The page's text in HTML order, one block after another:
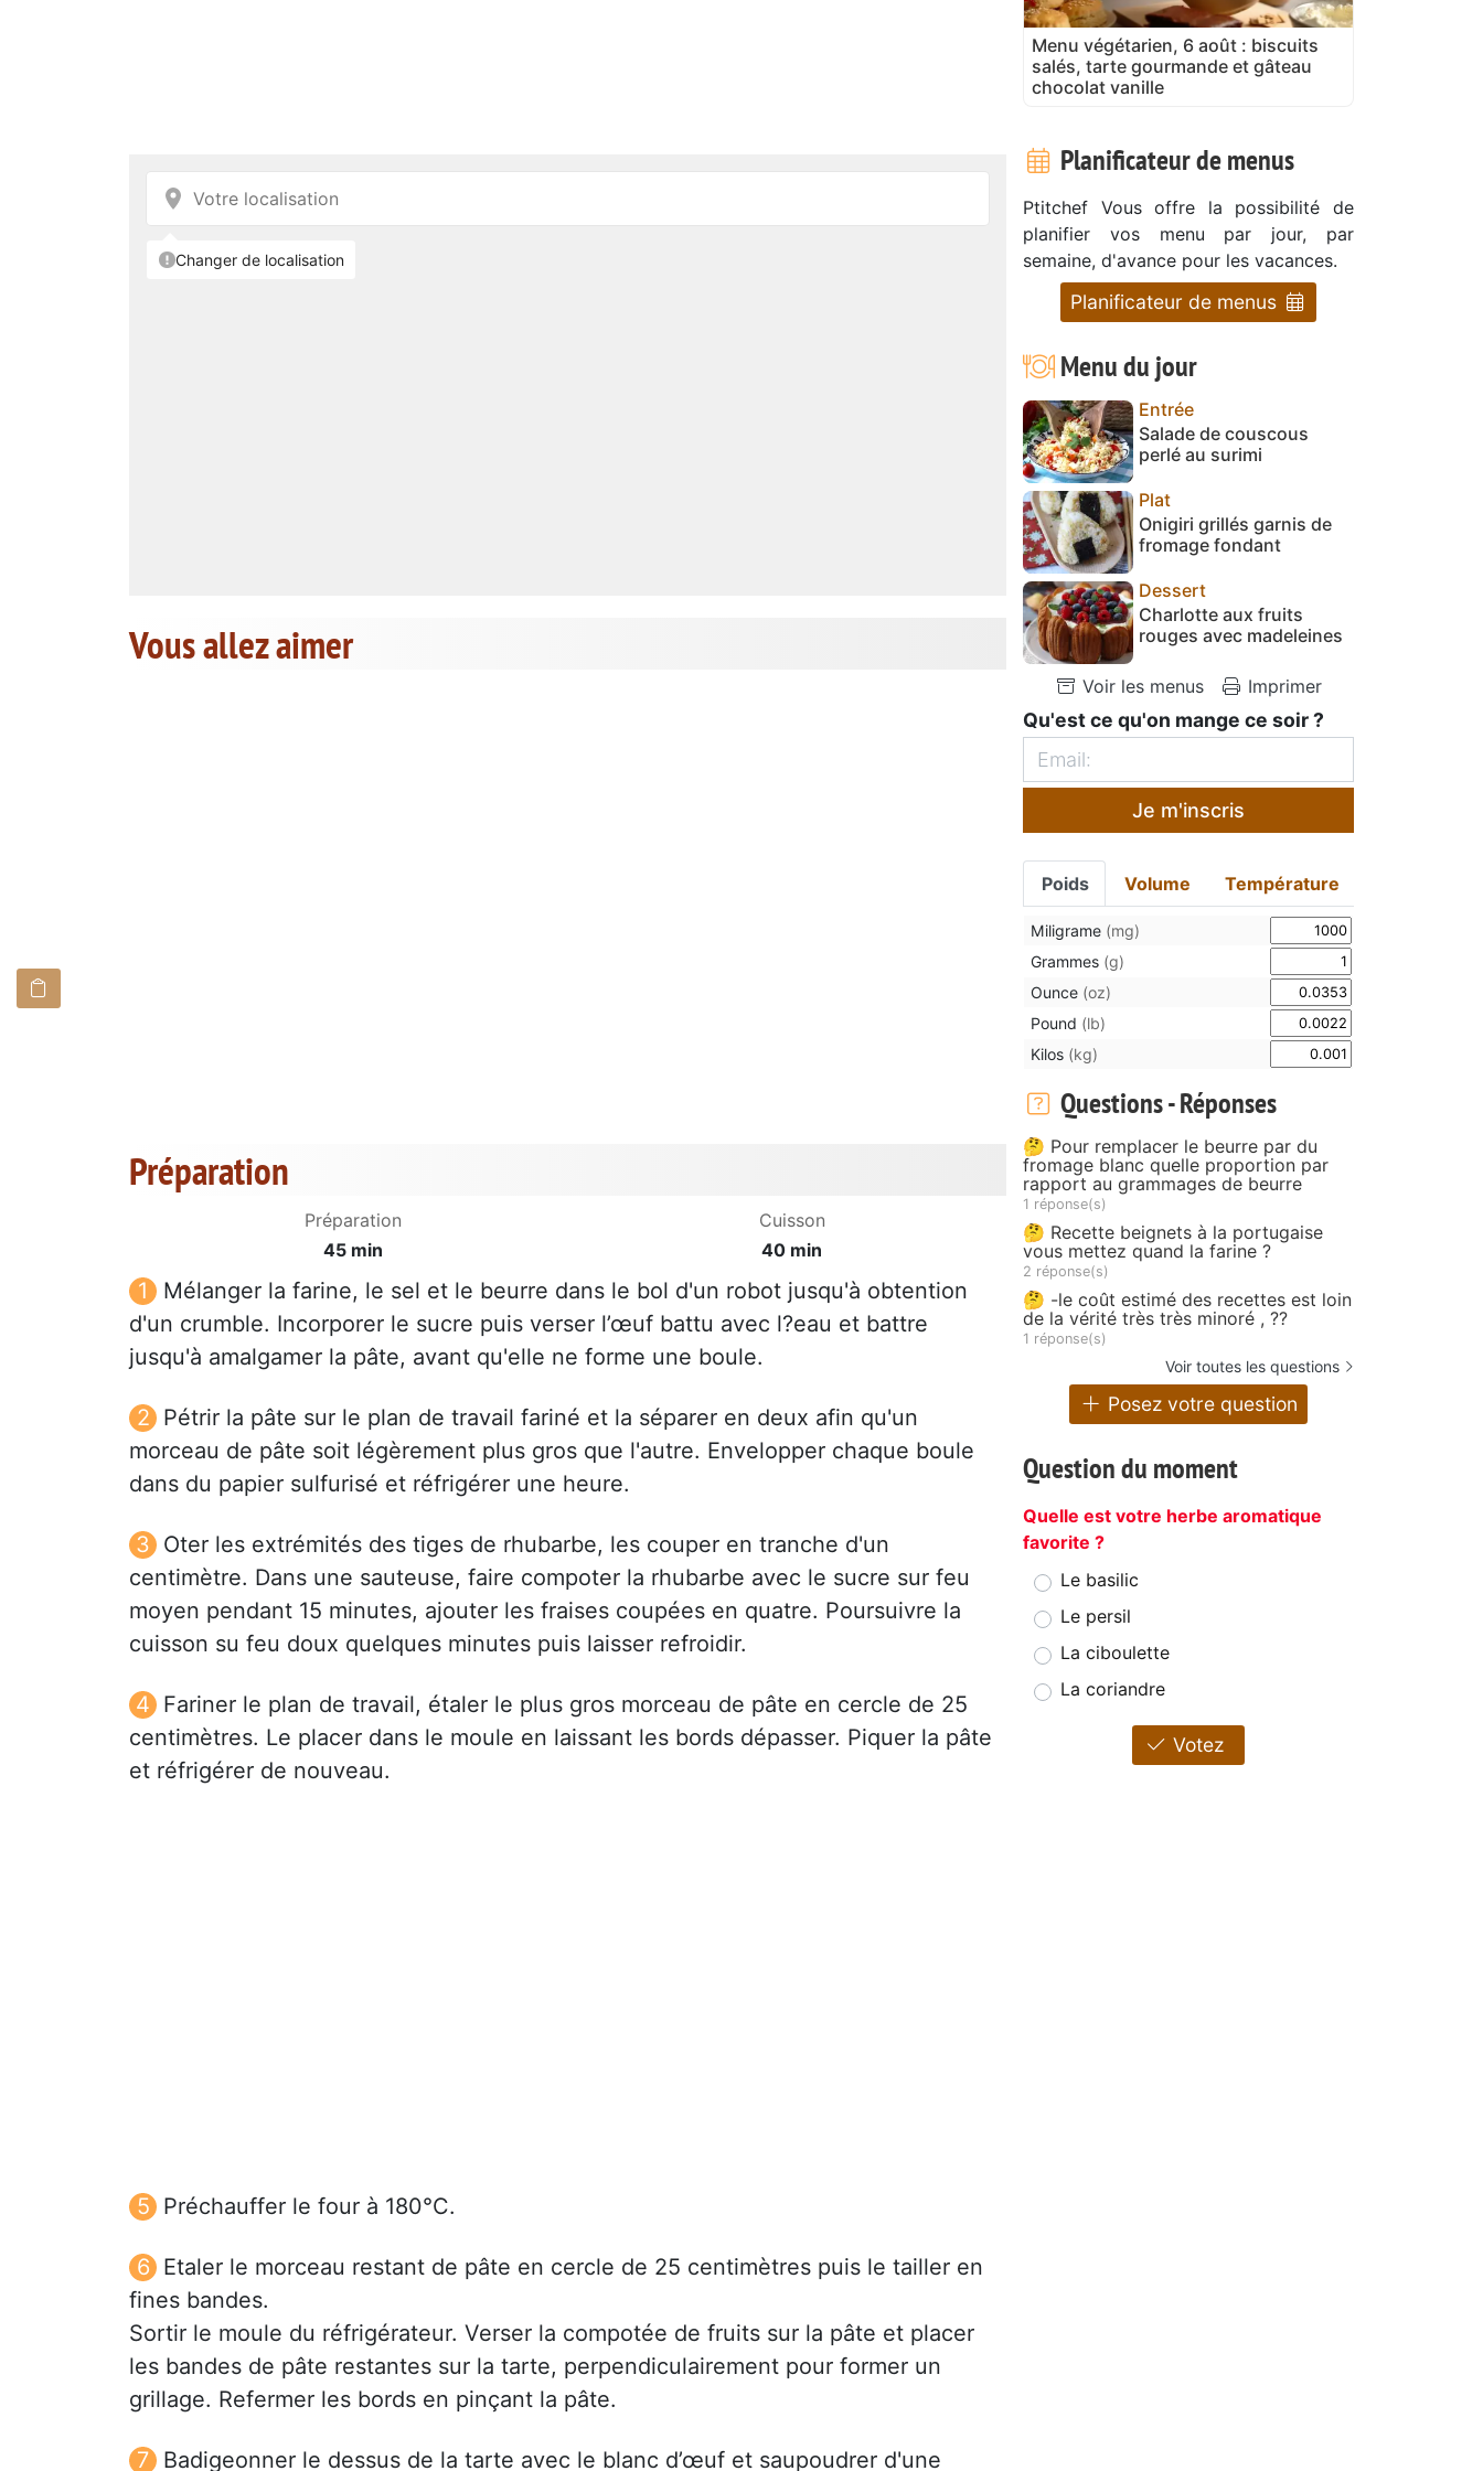
Vous allez aimer
Préparation
Préparation
45 min
Cuisson
40 min
Mélanger la farine, le sel et le beurre dans le bol d'un robot jusqu'à obtention
d'un crumble. Incorporer le sucre puis verser l’œuf battu avec l?eau et battre
jusqu'à amalgamer la pâte, avant qu'elle ne forme une boule.
Pétrir la pâte sur le plan de travail fariné et la séparer en deux afin qu'un
morceau de pâte soit légèrement plus gros que l'autre. Envelopper chaque boule
dans du papier sulfurisé et réfrigérer une heure.
Oter les extrémités des tiges de rhubarbe, les couper en tranche d'un
centimètre. Dans une sauteuse, faire compoter la rhubarbe avec le sucre sur feu
moyen pendant 15 minutes, ajouter les fraises coupées en quatre. Poursuivre la
cuisson su feu doux quelques minutes puis laisser refroidir.
Fariner le plan de travail, étaler le plus gros morceau de pâte en cercle de 25
centimètres. Le placer dans le moule en laissant les bords dépasser. Piquer la pâte
et réfrigérer de nouveau.
Préchauffer le four à 180°C.
Etaler le morceau restant de pâte en cercle de 25 centimètres puis le tailler en
fines bandes.
Sortir le moule du réfrigérateur. Verser la compotée de fruits sur la pâte et placer
les bandes de pâte restantes sur la tarte, perpendiculairement pour former un
grillage. Refermer les bords en pinçant la pâte.
Badigeonner le dessus de la tarte avec le blanc d’œuf et saupoudrer d'une
Menu végétarien, 6 août : biscuits
salés, tarte gourmande et gâteau
chocolat vanille
Planificateur de menus
Ptitchef Vous offre la possibilité de
planifier vos menu par jour, par
semaine, d'avance pour les vacances.
Planificateur de menus
Menu du jour
Entrée
Salade de couscous
perlé au surimi
Plat
Onigiri grillés garnis de
fromage fondant
Dessert
Charlotte aux fruits
rouges avec madeleines
Voir les menus Imprimer
Qu'est ce qu'on mange ce soir ?
Je m'inscris
Poids Volume Température
Miligrame (mg)
Grammes (g)
Ounce (oz)
Pound (lb)
Kilos (kg)
Questions - Réponses
🤔 Pour remplacer le beurre par du
fromage blanc quelle proportion par
rapport au grammages de beurre
1 réponse(s)
🤔 Recette beignets à la portugaise
vous mettez quand la farine ?
2 réponse(s)
🤔 -le coût estimé des recettes est loin
de la vérité très très minoré , ??
1 réponse(s)
Voir toutes les questions
Posez votre question
Question du moment
Quelle est votre herbe aromatique
favorite ?
Le basilic
Le persil
La ciboulette
La coriandre
Votez